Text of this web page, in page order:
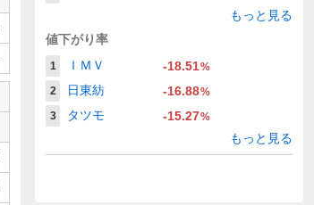
もっと見る
値下がり率
1 ＩＭＶ -18.51%
2
日東紡 -16.88%
3
タツモ -15.27%
もっと見る